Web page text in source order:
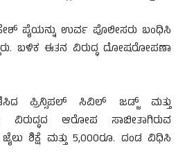
ಪೈಯನ್ನು ಉರ್ವ ಪೊಲೀಸರು ಬಂಧಿಸಿ
ಬಳಿಕ ಈತನ ವಿರುದ್ಧ ದೋಷರೋಪಣಾ
ಪ್ರಿನ್ಸಿಪಲ್ ಸಿವಿಲ್ ಜಡ್ಜ್ ಮತ್ತು
ಆರೋಪ ಸಾಬೀತಾಗಿರುವ
ಶಿಕ್ಷೆ ಮತ್ತು 5,000ರೂ. ದಂಡ ವಿಧಿಸಿ